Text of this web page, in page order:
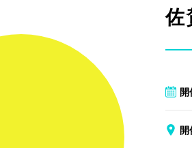
佐
開